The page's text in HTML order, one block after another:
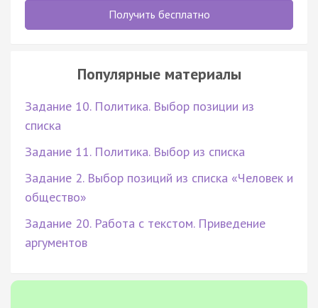
Получить бесплатно
Популярные материалы
Задание 10. Политика. Выбор позиции из
списка
Задание 11. Политика. Выбор из списка
Задание 2. Выбор позиций из списка «Человек и
общество»
Задание 20. Работа с текстом. Приведение
аргументов